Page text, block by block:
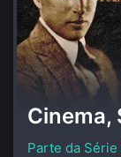
Cinema,